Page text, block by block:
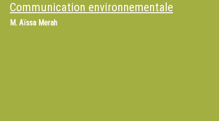
Communication environnementale
M. Aïssa Merah